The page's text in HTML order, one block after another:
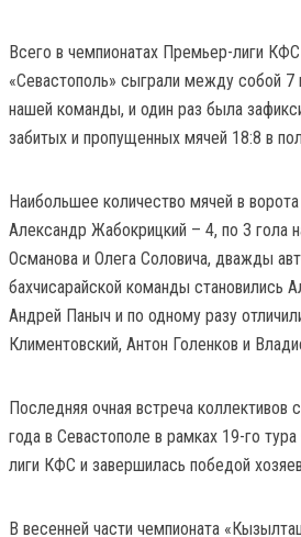
Всего в чемпионатах Премьер-лиги
«Севастополь» сыграли между собой
нашей команды, и один раз была
забитых и пропущенных мячей 18:8 в
Наибольшее количество мячей в
Александр Жабокрицкий – 4, по 3 гола
Османова и Олега Соловича, дважды
бахчисарайской команды становились
Андрей Паныч и по одному разу
Климентовский, Антон Голенков и
Последняя очная встреча коллективов
года в Севастополе в рамках 19-го
лиги КФС и завершилась победой
В весенней части чемпионата